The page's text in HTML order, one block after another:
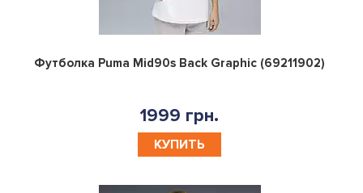
0
Футболка Puma Mid90s Back Graphic (69211902)
1999 грн.
КУПИТЬ